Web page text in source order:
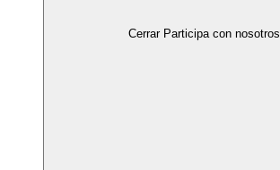
Cerrar Participa con nosotros